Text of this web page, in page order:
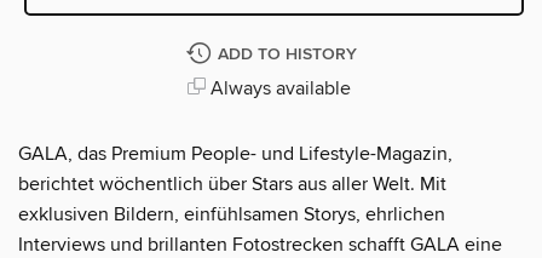
ADD TO HISTORY
Always available
GALA, das Premium People- und Lifestyle-Magazin,
berichtet wöchentlich über Stars aus aller Welt. Mit
exklusiven Bildern, einfühlsamen Storys, ehrlichen
Interviews und brillanten Fotostrecken schafft GALA eine